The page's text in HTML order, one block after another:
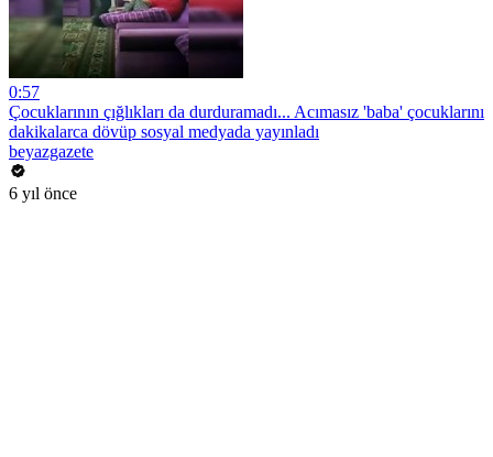
0:57
Çocuklarının çığlıkları da durduramadı... Acımasız 'baba' çocuklarını
dakikalarca dövüp sosyal medyada yayınladı
beyazgazete
6 yıl önce